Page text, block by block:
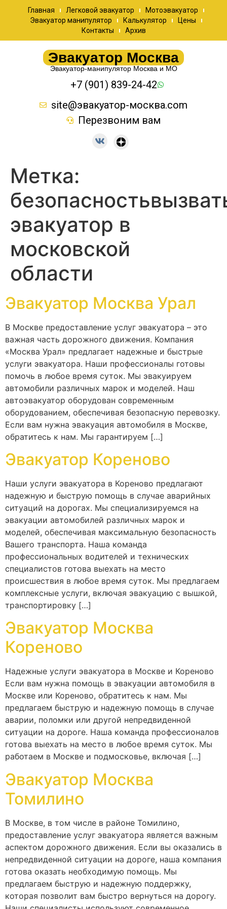
Главная Легковой эвакуатор
Мотоэвакуатор
Эвакуатор манипулятор
Калькулятор
Цены
Контакты
Архив
Эвакуатор Москва
Эвакуатор-манипулятор Москва и МО
+7 (901) 839-24-42
site@эвакуатор-москва.com
Перезвоним вам
Метка:
эвакуатор в
московской
области
Эвакуатор Москва Урал
В Москве предоставление услуг эвакуатора – это
важная часть дорожного движения. Компания
«Москва Урал» предлагает надежные и быстрые
услуги эвакуатора. Наши профессионалы готовы
помочь в любое время суток. Мы эвакуируем
автомобили различных марок и моделей. Наш
автоэвакуатор оборудован современным
оборудованием, обеспечивая безопасную перевозку.
Если вам нужна эвакуация автомобиля в Москве,
обратитесь к нам. Мы гарантируем […]
Эвакуатор Кореново
Наши услуги эвакуатора в Кореново предлагают
надежную и быструю помощь в случае аварийных
ситуаций на дорогах. Мы специализируемся на
эвакуации автомобилей различных марок и
моделей, обеспечивая максимальную безопасность
Вашего транспорта. Наша команда
профессиональных водителей и технических
специалистов готова выехать на место
происшествия в любое время суток. Мы предлагаем
комплексные услуги, включая эвакуацию с вышкой,
транспортировку […]
Эвакуатор Москва
Кореново
Надежные услуги эвакуатора в Москве и Кореново
Если вам нужна помощь в эвакуации автомобиля в
Москве или Кореново, обратитесь к нам. Мы
предлагаем быструю и надежную помощь в случае
аварии, поломки или другой непредвиденной
ситуации на дороге. Наша команда профессионалов
готова выехать на место в любое время суток. Мы
работаем в Москве и подмосковье, включая […]
Эвакуатор Москва
Томилино
В Москве, в том числе в районе Томилино,
предоставление услуг эвакуатора является важным
аспектом дорожного движения. Если вы оказались в
непредвиденной ситуации на дороге, наша компания
готова оказать необходимую помощь. Мы
предлагаем быструю и надежную поддержку,
которая позволит вам быстро вернуться на дорогу.